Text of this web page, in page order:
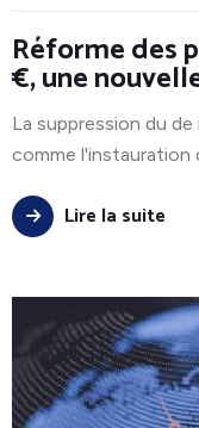
Réforme des
€, une
La suppression du
comme l'instauration
Lire la suite